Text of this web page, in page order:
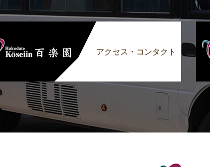
アクセス・コンタクト